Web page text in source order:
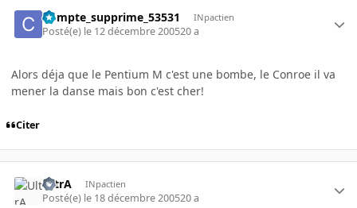
Compte_supprime_53531 INpactien
Posté(e) le 12 décembre 200520 a
Alors déja que le Pentium M c'est une bombe, le Conroe il va
mener la danse mais bon c'est cher!
Citer
UltrA INpactien
Posté(e) le 18 décembre 200520 a